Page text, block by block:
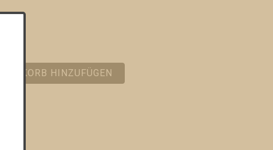
HINZUFÜGEN